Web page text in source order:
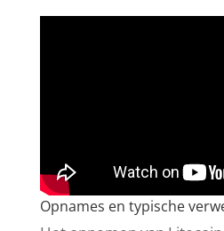
Opnames en typische